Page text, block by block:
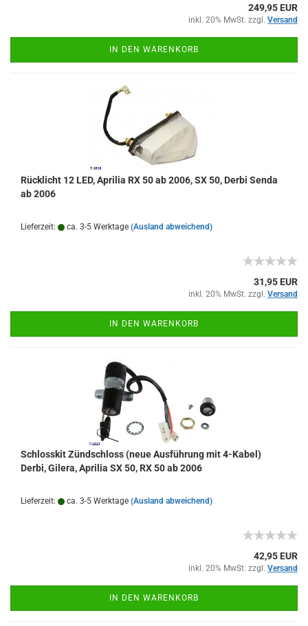
249,95 EUR
inkl. 20% MwSt. zzgl. Versand
IN DEN WARENKORB
Rücklicht 12 LED, Aprilia RX 50 ab 2006, SX 50, Derbi Senda
ab 2006
Lieferzeit: ca. 3-5 Werktage (Ausland abweichend)
31,95 EUR
inkl. 20% MwSt. zzgl. Versand
IN DEN WARENKORB
Schlosskit Zündschloss (neue Ausführung mit 4-Kabel)
Derbi, Gilera, Aprilia SX 50, RX 50 ab 2006
Lieferzeit: ca. 3-5 Werktage (Ausland abweichend)
42,95 EUR
inkl. 20% MwSt. zzgl. Versand
IN DEN WARENKORB